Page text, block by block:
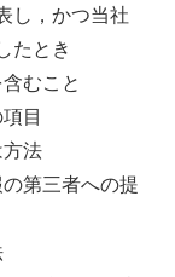
し，かつ当社
たとき
むこと
目
法
第三者への提